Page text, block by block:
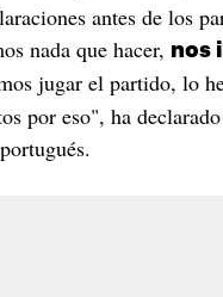
antes de los
nada que hacer, nos
jugar el partido, lo
por eso", ha